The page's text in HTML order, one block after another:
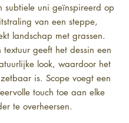
subtiele uni geïnspireerd op
van een steppe,
landschap met grassen.
textuur geeft het dessin een
look, waardoor het
is. Scope voegt een
touch toe aan elke
te overheersen.